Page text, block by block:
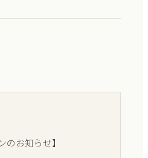
のお知らせ】